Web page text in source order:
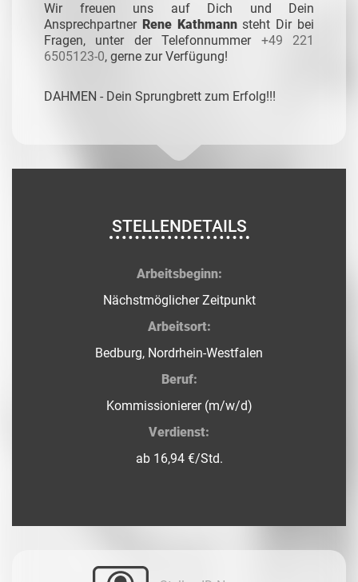
Wir freuen uns auf Dich und Dein
Ansprechpartner Rene Kathmannsteht Dir bei
Fragen, unter der Telefonnummer +49 221
6505123-0, gerne zur Verfügung!
DAHMEN - Dein Sprungbrett zum Erfolg!!!
STELLENDETAILS
Arbeitsbeginn:
Nächstmöglicher Zeitpunkt
Arbeitsort:
Bedburg, Nordrhein-Westfalen
Beruf:
Kommissionierer (m/w/d)
Verdienst:
ab 16,94 €/Std.